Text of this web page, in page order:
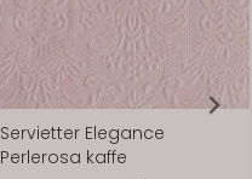
Servietter Elegance
Perlerosa kaffe